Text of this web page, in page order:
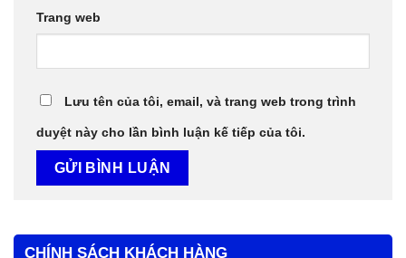
Trang web
Lưu tên của tôi, email, và trang web trong trình
duyệt này cho lần bình luận kế tiếp của tôi.
CHÍNH SÁCH KHÁCH HÀNG